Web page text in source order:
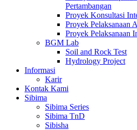
Pertambangan
Proyek Konsultasi
Proyek Pelaksanaan
Proyek Pelaksanaan
BGM Lab
Soil and Rock Test
Hydrology Project
Informasi
Karir
Kontak Kami
Sibima
Sibima Series
Sibima TnD
Sibisha